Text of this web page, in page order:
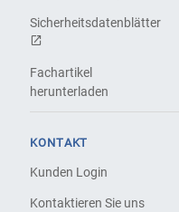
Sicherheitsdatenblätter
Fachartikel
herunterladen
KONTAKT
Kunden Login
Kontaktieren Sie uns